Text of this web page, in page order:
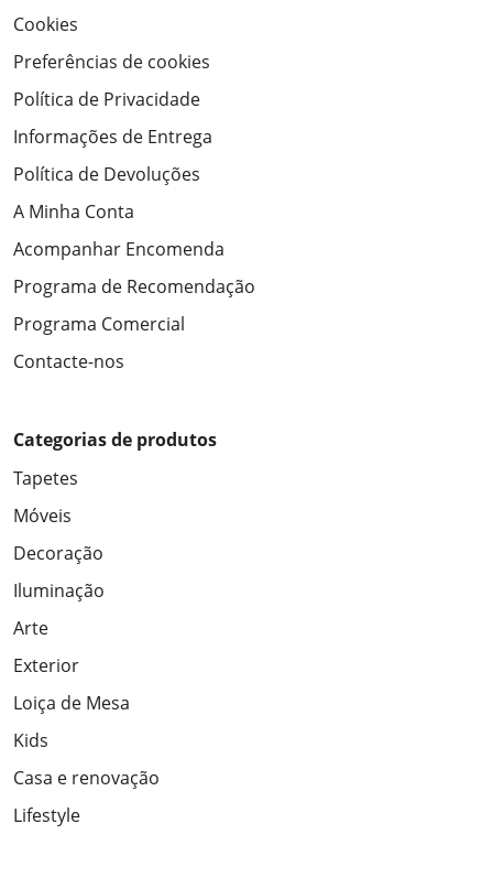
Cookies
Preferências de cookies
Política de Privacidade
Informações de Entrega
Política de Devoluções
A Minha Conta
Acompanhar Encomenda
Programa de Recomendação
Programa Comercial
Contacte-nos
Categorias de produtos
Tapetes
Móveis
Decoração
Iluminação
Arte
Exterior
Loiça de Mesa
Kids
Casa e renovação
Lifestyle